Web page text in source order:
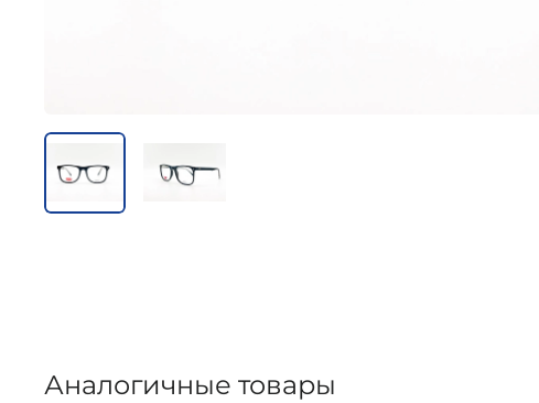
Аналогичные товары